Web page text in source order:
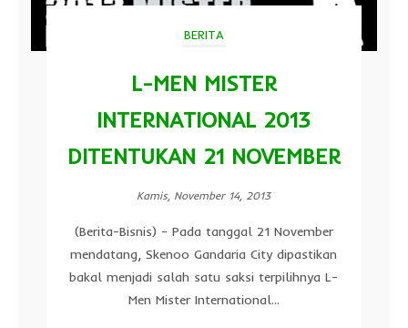
BERITA
L-MEN MISTER
INTERNATIONAL 2013
DITENTUKAN 21 NOVEMBER
Kamis, November 14, 2013
(Berita-Bisnis) - Pada tanggal 21 November
mendatang, Skenoo Gandaria City dipastikan
bakal menjadi salah satu saksi terpilihnya L-
Men Mister International...